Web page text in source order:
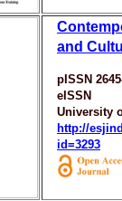
and
pISSN
eISSN
University
http://
id=3293